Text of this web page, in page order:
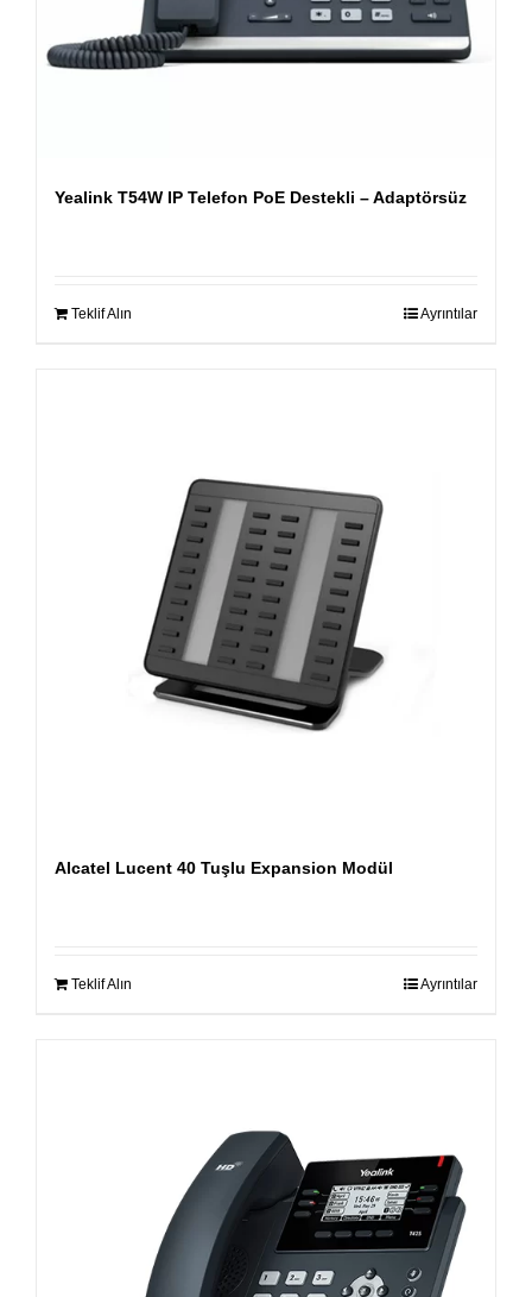
Yealink T54W IP Telefon PoE Destekli – Adaptörsüz
Teklif Alın Ayrıntılar
Alcatel Lucent 40 Tuşlu Expansion Modül
Teklif Alın Ayrıntılar